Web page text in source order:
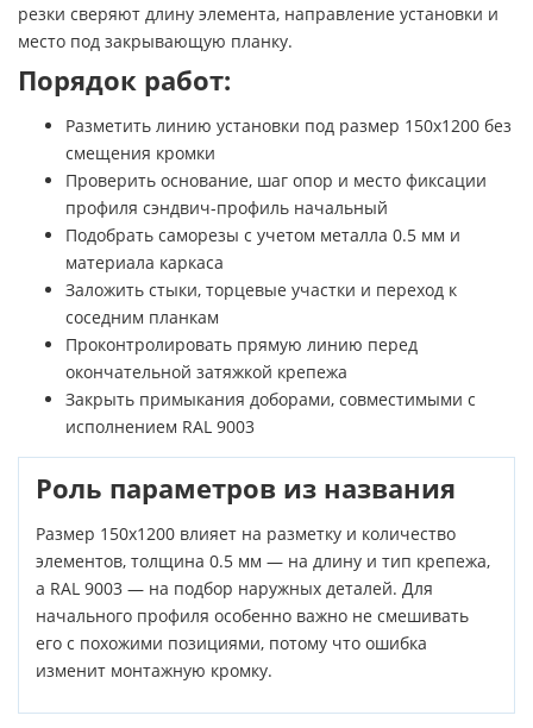
резки сверяют длину элемента, направление установки и
место под закрывающую планку.
Порядок работ:
Разметить линию установки под размер 150х1200 без
смещения кромки
Проверить основание, шаг опор и место фиксации
профиля сэндвич-профиль начальный
Подобрать саморезы с учетом металла 0.5 мм и
материала каркаса
Заложить стыки, торцевые участки и переход к
соседним планкам
Проконтролировать прямую линию перед
окончательной затяжкой крепежа
Закрыть примыкания доборами, совместимыми с
исполнением RAL 9003
Роль параметров из названия
Размер 150х1200 влияет на разметку и количество
элементов, толщина 0.5 мм — на длину и тип крепежа,
а RAL 9003 — на подбор наружных деталей. Для
начального профиля особенно важно не смешивать
его с похожими позициями, потому что ошибка
изменит монтажную кромку.